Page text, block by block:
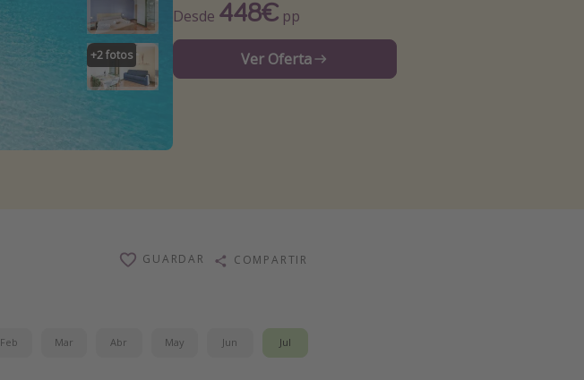
+2fotos
Desde 448€ pp
Ver Oferta
GUARDAR COMPARTIR
Feb Mar Abr May Jun Jul